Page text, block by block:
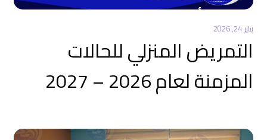
يناير 24, 2026
التمريض المنزلي للحالات
المزمنة لعام 2026 – 2027